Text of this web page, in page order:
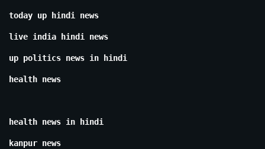
today up hindi news
live india hindi news
up politics news in hindi
health news
health news in hindi
kanpur news